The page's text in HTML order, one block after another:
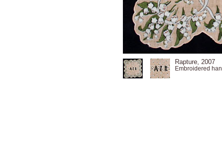
Rapture, 2007
Embroidered